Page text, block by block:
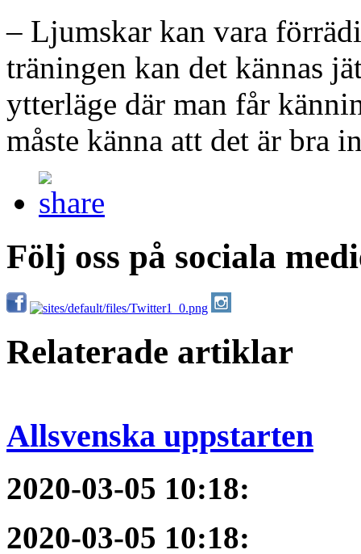
– Ljumskar kan vara
träningen kan det kännas
ytterläge där man får
måste känna att det är bra
Följ oss på sociala
Relaterade artiklar
Allsvenska uppstarten
2020-03-05 10:18:
2020-03-05 10:18: